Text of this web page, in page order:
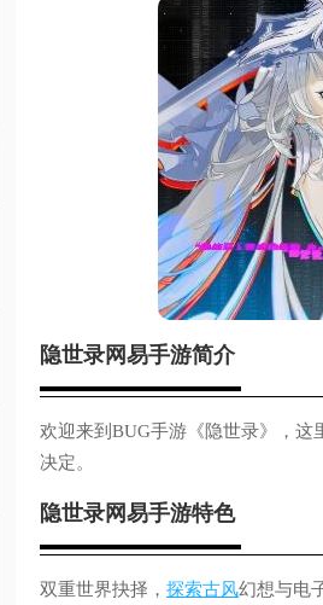
隐世录网易手游简介
欢迎来到BUG手游《隐世录》，这
决定。
隐世录网易手游特色
双重世界抉择， 探索古风幻想与电